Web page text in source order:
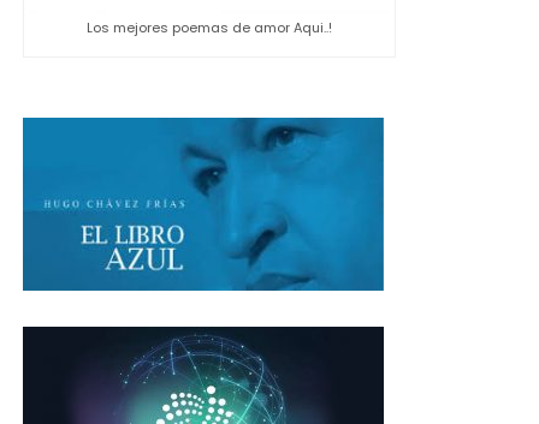
Los mejores poemas de amor Aqui..!